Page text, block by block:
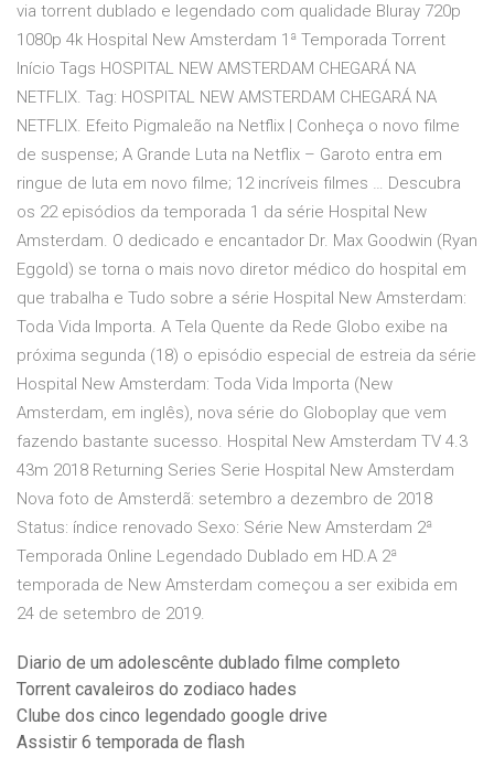
via torrent dublado e legendado com qualidade Bluray 720p
1080p 4k Hospital New Amsterdam 1ª Temporada Torrent
Início Tags HOSPITAL NEW AMSTERDAM CHEGARÁ NA
NETFLIX. Tag: HOSPITAL NEW AMSTERDAM CHEGARÁ NA
NETFLIX. Efeito Pigmaleão na Netflix | Conheça o novo filme
de suspense; A Grande Luta na Netflix – Garoto entra em
ringue de luta em novo filme; 12 incríveis filmes … Descubra
os 22 episódios da temporada 1 da série Hospital New
Amsterdam. O dedicado e encantador Dr. Max Goodwin (Ryan
Eggold) se torna o mais novo diretor médico do hospital em
que trabalha e Tudo sobre a série Hospital New Amsterdam:
Toda Vida Importa. A Tela Quente da Rede Globo exibe na
próxima segunda (18) o episódio especial de estreia da série
Hospital New Amsterdam: Toda Vida Importa (New
Amsterdam, em inglês), nova série do Globoplay que vem
fazendo bastante sucesso. Hospital New Amsterdam TV 4.3
43m 2018 Returning Series Serie Hospital New Amsterdam
Nova foto de Amsterdã: setembro a dezembro de 2018
Status: índice renovado Sexo: Série New Amsterdam 2ª
Temporada Online Legendado Dublado em HD.A 2ª
temporada de New Amsterdam começou a ser exibida em
24 de setembro de 2019.
Diario de um adolescênte dublado filme completo
Torrent cavaleiros do zodiaco hades
Clube dos cinco legendado google drive
Assistir 6 temporada de flash